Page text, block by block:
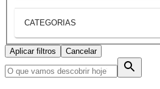
CATEGORIAS
Aplicar filtros Cancelar